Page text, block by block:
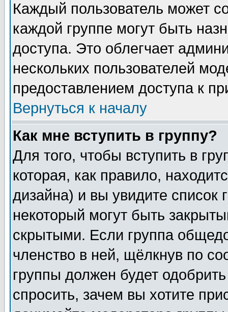
Каждый пользователь может
каждой группе могут быть
доступа. Это облегчает
нескольких пользователей
предоставлением доступа к
Вернуться к началу
Как мне вступить в группу?
Для того, чтобы вступить в
которая, как правило,
дизайна) и вы увидите список
некоторый могут быть
скрытыми. Если группа
членство в ней, щёлкнув по
группы должен будет
спросить, зачем вы хотите